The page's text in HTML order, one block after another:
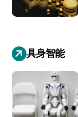
具身智能